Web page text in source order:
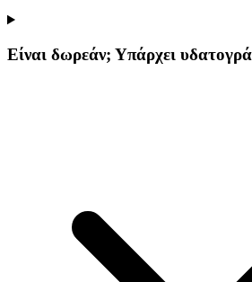
Είναι δωρεάν; Υπάρχει